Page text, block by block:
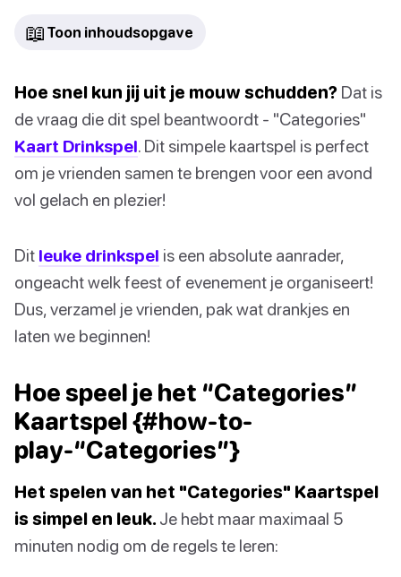
📖 Toon inhoudsopgave
Hoe snel kun jij uit je mouw schudden? Dat is
de vraag die dit spel beantwoordt - "Categories"
Kaart Drinkspel. Dit simpele kaartspel is perfect
om je vrienden samen te brengen voor een avond
vol gelach en plezier!
Dit leuke drinkspel is een absolute aanrader,
ongeacht welk feest of evenement je organiseert!
Dus, verzamel je vrienden, pak wat drankjes en
laten we beginnen!
Hoe speel je het “Categories”
Kaartspel {#how-to-
play-“Categories”}
Het spelen van het "Categories" Kaartspel
is simpel en leuk. Je hebt maar maximaal 5
minuten nodig om de regels te leren: